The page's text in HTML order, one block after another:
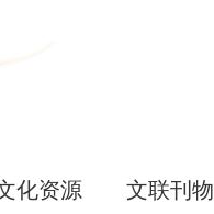
化资源 文联刊物